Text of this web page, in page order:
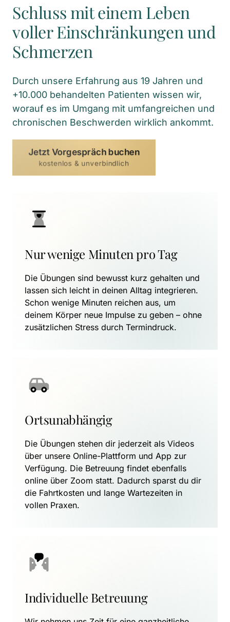
Schluss mit einem Leben
voller Einschränkungen und
Schmerzen
Durch unsere Erfahrung aus 19 Jahren und
+10.000 behandelten Patienten wissen wir,
worauf es im Umgang mit umfangreichen und
chronischen Beschwerden wirklich ankommt.
Jetzt Vorgespräch buchen
kostenlos & unverbindlich
Nur wenige Minuten pro Tag
Die Übungen sind bewusst kurz gehalten und
lassen sich leicht in deinen Alltag integrieren.
Schon wenige Minuten reichen aus, um
deinem Körper neue Impulse zu geben – ohne
zusätzlichen Stress durch Termindruck.
Ortsunabhängig
Die Übungen stehen dir jederzeit als Videos
über unsere Online-Plattform und App zur
Verfügung. Die Betreuung findet ebenfalls
online über Zoom statt. Dadurch sparst du dir
die Fahrtkosten und lange Wartezeiten in
vollen Praxen.
Individuelle Betreuung